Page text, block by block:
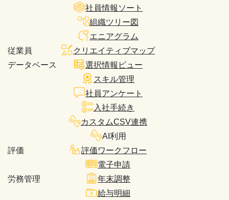
従業員
データベース
社員情報ソート
組織ツリー図
エニアグラム
クリエイティブマップ
選択情報ビュー
スキル管理
社員アンケート
入社手続き
カスタムCSV連携
AI利用
評価
評価ワークフロー
労務管理
電子申請
年末調整
給与明細